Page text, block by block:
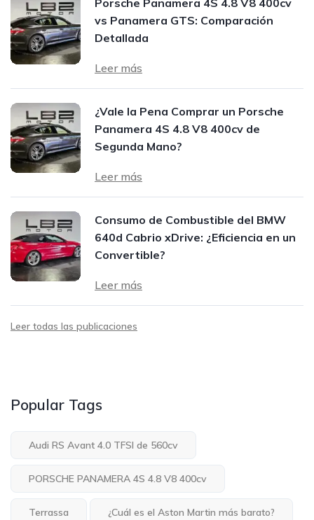
Porsche Panamera 4S 4.8 V8 400cv
vs Panamera GTS: Comparación
Detallada
Leer más
¿Vale la Pena Comprar un Porsche
Panamera 4S 4.8 V8 400cv de
Segunda Mano?
Leer más
Consumo de Combustible del BMW
640d Cabrio xDrive: ¿Eficiencia en un
Convertible?
Leer más
Leer todas las publicaciones
Popular Tags
Audi RS Avant 4.0 TFSI de 560cv
PORSCHE PANAMERA 4S 4.8 V8 400cv
Terrassa ¿Cuál es el Aston Martin más barato?